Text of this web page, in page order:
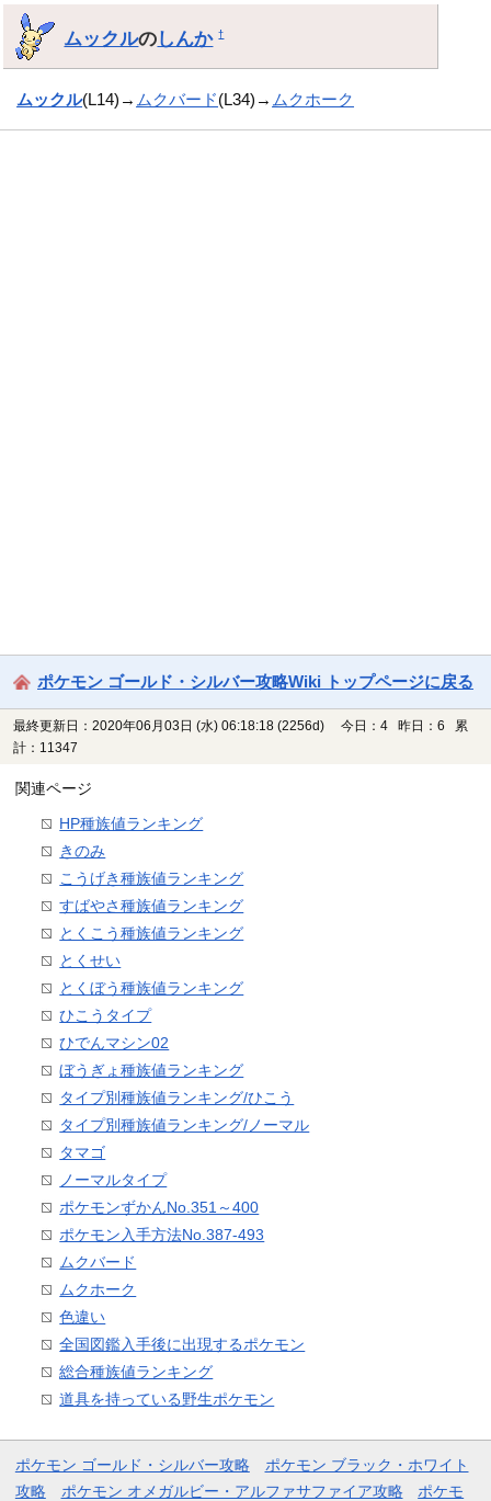
ムックルのしんか †
ムックル(L14)→ ムクバード(L34)→ ムクホーク
ポケモン ゴールド・シルバー攻略Wiki トップページに戻る
最終更新日：2020年06月03日 (水) 06:18:18 (2256d)
今日：4 昨日：6 累
計：11347
関連ページ
HP種族値ランキング
きのみ
こうげき種族値ランキング
すばやさ種族値ランキング
とくこう種族値ランキング
とくせい
とくぼう種族値ランキング
ひこうタイプ
ひでんマシン02
ぼうぎょ種族値ランキング
タイプ別種族値ランキング/ひこう
タイプ別種族値ランキング/ノーマル
タマゴ
ノーマルタイプ
ポケモンずかんNo.351～400
ポケモン入手方法No.387-493
ムクバード
ムクホーク
色違い
全国図鑑入手後に出現するポケモン
総合種族値ランキング
道具を持っている野生ポケモン
ポケモン ゴールド・シルバー攻略
ポケモン ブラック・ホワイト
攻略
ポケモン オメガルビー・アルファサファイア攻略 ポケモ